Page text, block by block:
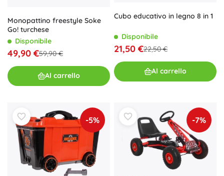
Monopattino freestyle Soke
Go! turchese
Disponibile
49,90 €59,90 €
Al carrello
Cubo educativo in legno 8 in 1
Disponibile
21,50 €22,50 €
Al carrello
-5% -7%